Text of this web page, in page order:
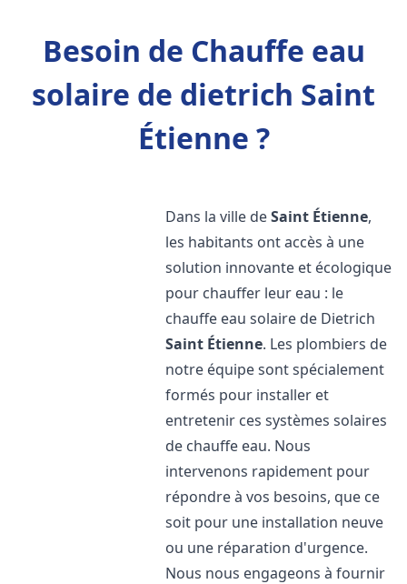
Besoin de Chauffe eau
solaire de dietrich Saint
Étienne ?
Dans la ville deSaint Étienne,
les habitants ont accès à une
solution innovante et écologique
pour chauffer leur eau : le
chauffe eau solaire de Dietrich
Saint Étienne. Les plombiers de
notre équipe sont spécialement
formés pour installer et
entretenir ces systèmes solaires
de chauffe eau. Nous
intervenons rapidement pour
répondre à vos besoins, que ce
soit pour une installation neuve
ou une réparation d'urgence.
Nous nous engageons à fournir